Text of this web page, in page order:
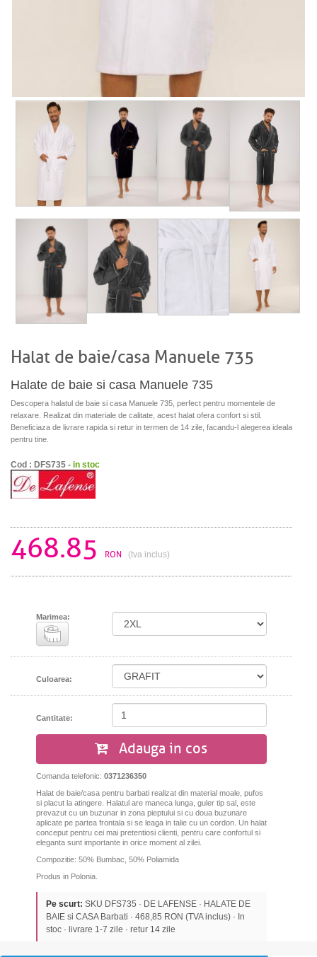
Halat de baie/casa Manuele 735
Halate de baie si casa Manuele 735
Descopera halatul de baie si casa Manuele 735, perfect pentru momentele de
relaxare. Realizat din materiale de calitate, acest halat ofera confort si stil.
Beneficiaza de livrare rapida si retur in termen de 14 zile, facandu-l alegerea ideala
pentru tine.
Cod : DFS735 - in stoc
468.85 RON (tva inclus)
Marimea:
Culoarea:
Cantitate:
Adauga in cos
Comanda telefonic: 0371236350
Halat de baie/casa pentru barbati realizat din material moale, pufos
si placut la atingere. Halatul are maneca lunga, guler tip sal, este
prevazut cu un buzunar in zona pieptului si cu doua buzunare
aplicate pe partea frontala si se leaga in talie cu un cordon. Un halat
conceput pentru cei mai pretentiosi clienti, pentru care confortul si
eleganta sunt importante in orice moment al zilei.
Compozitie: 50% Bumbac, 50% Poliamida
Produs in Polonia.
Pe scurt: SKU DFS735 · DE LAFENSE · HALATE DE
BAIE si CASA Barbati · 468,85 RON (TVA inclus) · In
stoc · livrare 1-7 zile · retur 14 zile